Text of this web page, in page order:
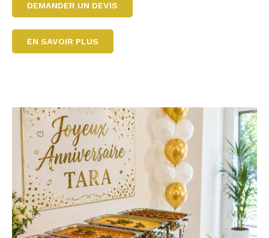
DEMANDER UN DEVIS
EN SAVOIR PLUS